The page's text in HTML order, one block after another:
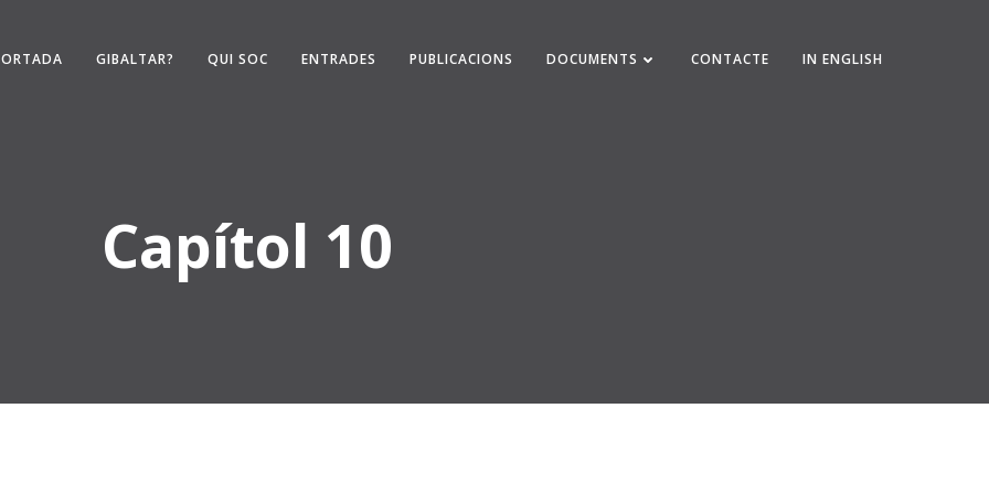
GIBALTAR? QUI SOC ENTRADES PUBLICACIONS DOCUMENTS CONTACTE IN ENGLISH
Capítol 10